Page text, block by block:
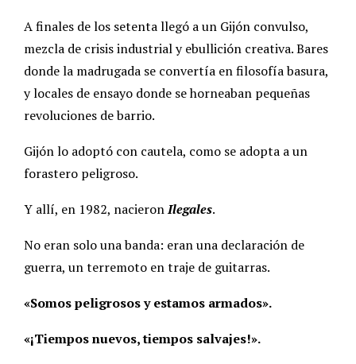
A finales de los setenta llegó a un Gijón convulso,
mezcla de crisis industrial y ebullición creativa. Bares
donde la madrugada se convertía en filosofía basura,
y locales de ensayo donde se horneaban pequeñas
revoluciones de barrio.
Gijón lo adoptó con cautela, como se adopta a un
forastero peligroso.
Y allí, en 1982, nacieronIlegales.
No eran solo una banda: eran una declaración de
guerra, un terremoto en traje de guitarras.
«Somos peligrosos y estamos armados».
«¡Tiempos nuevos, tiempos salvajes!».